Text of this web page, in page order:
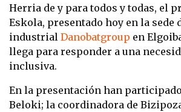
Herria de y para todos y todas, el
Eskola, presentado hoy en la sede
industrial Danobatgroup en
llega para responder a una
inclusiva.
En la presentación han
Beloki; la coordinadora de